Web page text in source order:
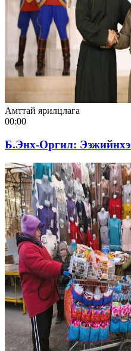
Амттай ярилцлага
00:00
Б.Энх-Оргил: